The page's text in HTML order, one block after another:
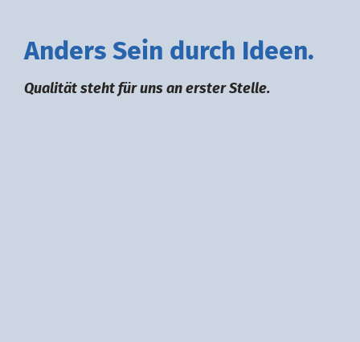
Anders Sein durch deen.
Qualität steht für uns an erster Stelle.